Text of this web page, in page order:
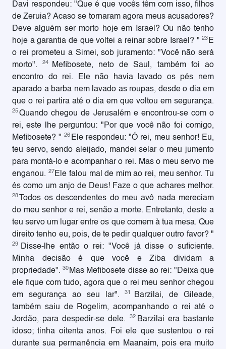
Davi respondeu: "Que é que vocês têm com isso, filhos
de Zeruia? Acaso se tornaram agora meus acusadores?
Deve alguém ser morto hoje em Israel? Ou não tenho
hoje a garantia de que voltei a reinar sobre Israel? "23 E
o rei prometeu a Simei, sob juramento: "Você não será
morto".24
Mefibosete, neto de Saul, também foi ao
encontro do rei. Ele não havia lavado os pés nem
aparado a barba nem lavado as roupas, desde o dia em
que o rei partira até o dia em que voltou em segurança.
25Quando chegou de Jerusalém e encontrou-se com o
rei, este lhe perguntou: "Por que você não foi comigo,
Mefibosete? "26 Ele respondeu: "Ó rei, meu senhor! Eu,
teu servo, sendo aleijado, mandei selar o meu jumento
para montá-lo e acompanhar o rei. Mas o meu servo me
enganou. 27 Ele falou mal de mim ao rei, meu senhor. Tu
és como um anjo de Deus! Faze o que achares melhor.
28
Todos os descendentes do meu avô nada mereciam
do meu senhor e rei, senão a morte. Entretanto, deste a
teu servo um lugar entre os que comem à tua mesa. Que
direito tenho eu, pois, de te pedir qualquer outro favor? "
29 Disse-lhe então o rei: "Você já disse o suficiente.
Minha decisão é que você e Ziba dividam a
propriedade".30 Mas Mefibosete disse ao rei: "Deixa que
ele fique com tudo, agora que o rei meu senhor chegou
em segurança ao seu lar".31
Barzilai, de Gileade,
também saiu de Rogelim, acompanhando o rei até o
Jordão, para despedir-se dele.
32 Barzilai era bastante
idoso; tinha oitenta anos. Foi ele que sustentou o rei
durante sua permanência em Maanaim, pois era muito